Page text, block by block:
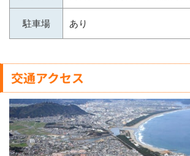
駐車場 あり
交通アクセス